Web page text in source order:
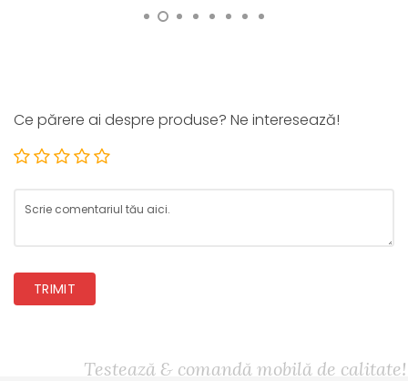
Ce părere ai despre produse? Ne interesează!
TRIMIT
Testează & comandă mobilă de calitate!